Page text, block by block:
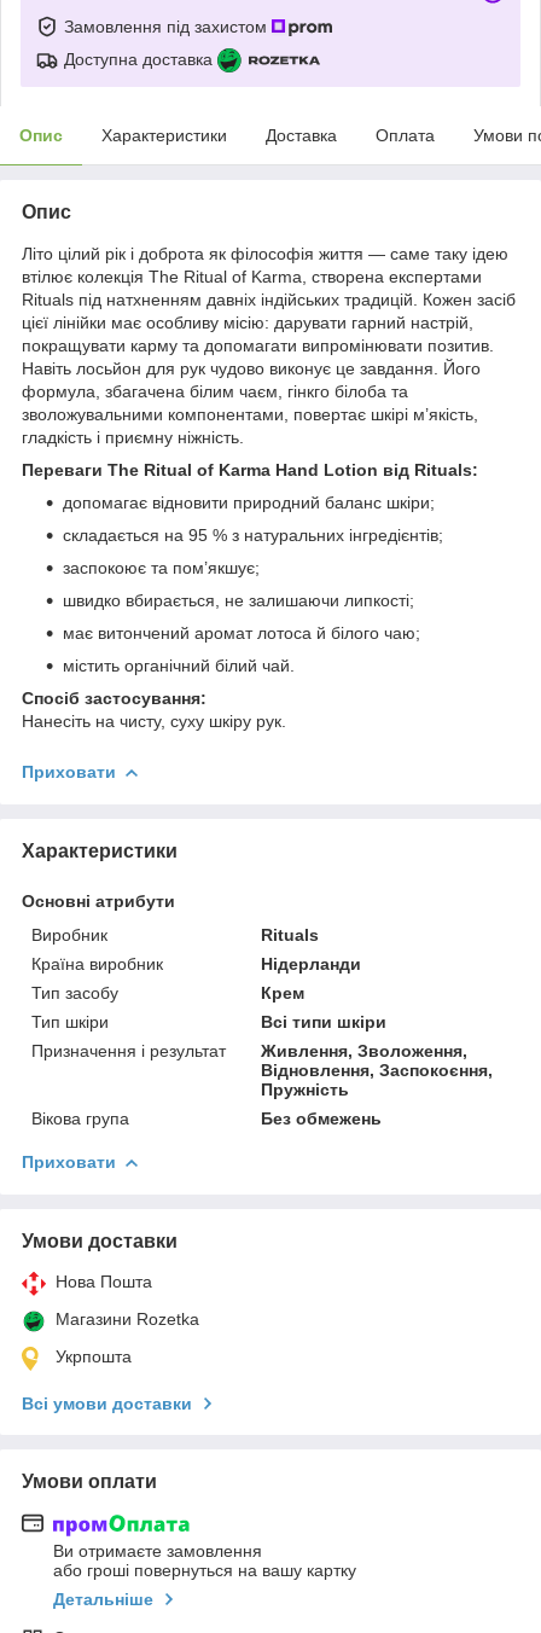
Замовлення під захистом
Доступна доставка
Опис Характеристики Доставка Оплата Умови
Опис
Літо цілий рік і доброта як філософія життя — саме таку ідею
втілює колекція The Ritual of Karma, створена експертами
Rituals під натхненням давніх індійських традицій. Кожен засіб
цієї лінійки має особливу місію: дарувати гарний настрій,
покращувати карму та допомагати випромінювати позитив.
Навіть лосьйон для рук чудово виконує це завдання. Його
формула, збагачена білим чаєм, гінкго білоба та
зволожувальними компонентами, повертає шкірі м’якість,
гладкість і приємну ніжність.
Переваги The Ritual of Karma Hand Lotion від Rituals:
допомагає відновити природний баланс шкіри;
складається на 95 % з натуральних інгредієнтів;
заспокоює та пом’якшує;
швидко вбирається, не залишаючи липкості;
має витончений аромат лотоса й білого чаю;
містить органічний білий чай.
Спосіб застосування:
Нанесіть на чисту, суху шкіру рук.
Приховати
Характеристики
Основні атрибути
Виробник
Rituals
Країна виробник
Нідерланди
Тип засобу
Крем
Тип шкіри
Всі типи шкіри
Призначення і результат
Живлення, Зволоження,
Відновлення, Заспокоєння,
Пружність
Вікова група
Без обмежень
Приховати
Умови доставки
Нова Пошта
Магазини Rozetka
Укрпошта
Всі умови доставки
Умови оплати
Ви отримаєте замовлення
або гроші повернуться на вашу картку
Детальніше